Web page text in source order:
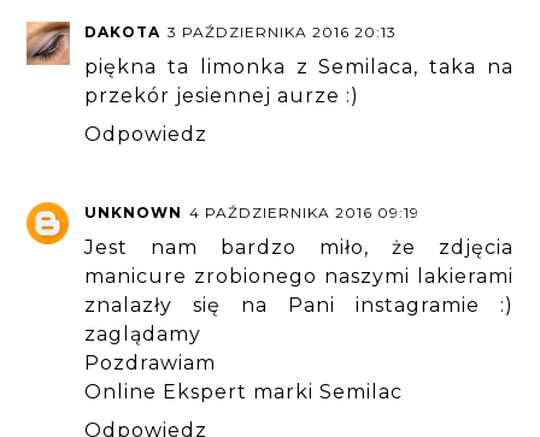
DAKOTA 3 PAŹDZIERNIKA 2016 20:13
piękna ta limonka z Semilaca, taka na
przekór jesiennej aurze :)
Odpowiedz
UNKNOWN 4 PAŹDZIERNIKA 2016 09:19
Jest nam bardzo miło, że zdjęcia
manicure zrobionego naszymi lakierami
znalazły się na Pani instagramie :)
zaglądamy
Pozdrawiam
Online Ekspert marki Semilac
Odpowiedz